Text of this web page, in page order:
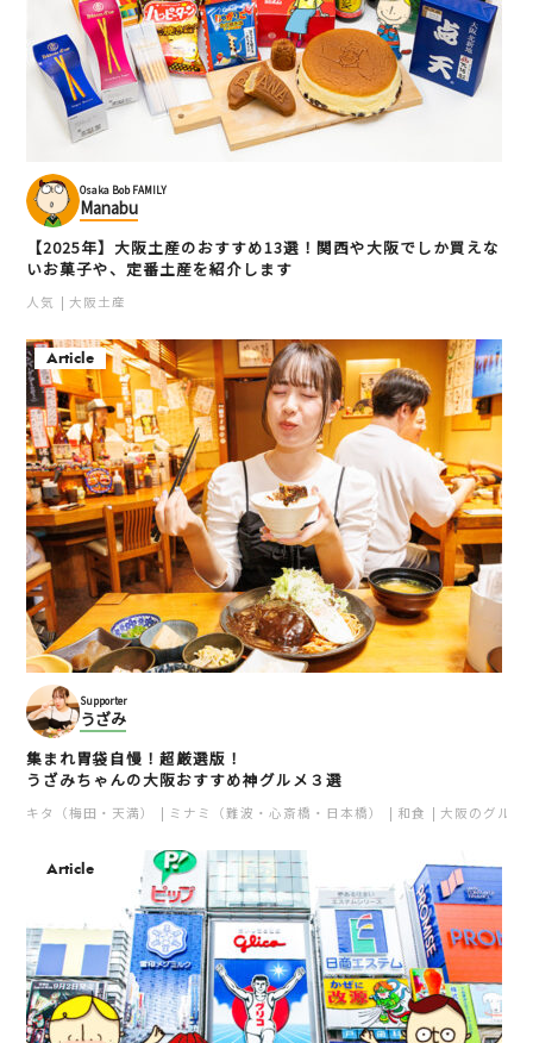
Osaka Bob FAMILY
Manabu
【2025年】大阪土産のおすすめ13選！関西や大阪でしか買えな
いお菓子や、定番土産を紹介します
人気 大阪土産
Article
Supporter
うざみ
集まれ胃袋自慢！超厳選版！
うざみちゃんの大阪おすすめ神グルメ３選
キタ（梅田・天満） ミナミ（難波・心斎橋・日本橋） 和食 大阪のグルメ
Article